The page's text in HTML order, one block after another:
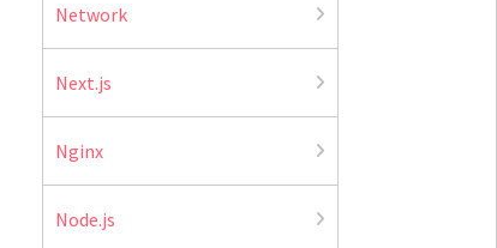
Network
Next.js
Nginx
Node.js